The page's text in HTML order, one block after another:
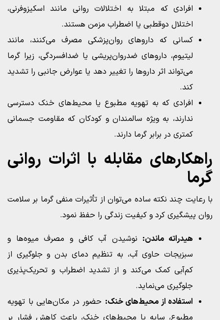
افرادی که مبتلا به اختلالات روانی مانند اسکیزوفرنی،
اختلال دوقطبی یا اضطراب مزمن هستند.
کسانی که داروهای روان‌پزشکی مصرف می‌کنند، مانند
لیتیوم، داروهای ضدروان‌پریشی یا ضدافسردگی، زیرا گرما
می‌تواند اثر داروها را تغییر دهد یا عوارض جانبی را تشدید
کند.
افرادی که به تهویه مطبوع یا محیط‌های خنک دسترسی
ندارند، به ویژه سالمندان و کودکان که مقاومت جسمانی
کمتری در برابر گرما دارند.
راهکارهای مقابله با اثرات روانی
گرما
با رعایت چند نکته ساده می‌توان از تأثیرات منفی گرما بر سلامت
روان پیشگیری کرد و کیفیت زندگی را حفظ نمود.
هیدراته ماندن: نوشیدن آب کافی و مصرف میوه‌ها و
سبزیجات حاوی آب، به تنظیم دمای بدن و جلوگیری از
کم‌آبی کمک می‌کند و از تشدید اضطراب و تحریک‌پذیری
جلوگیری می‌نماید.
استفاده از محیط‌های خنک: حضور در مکان‌هایی با تهویه